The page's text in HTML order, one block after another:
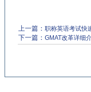
上一篇： 职称英语考试快
下一篇： GMAT改革详细